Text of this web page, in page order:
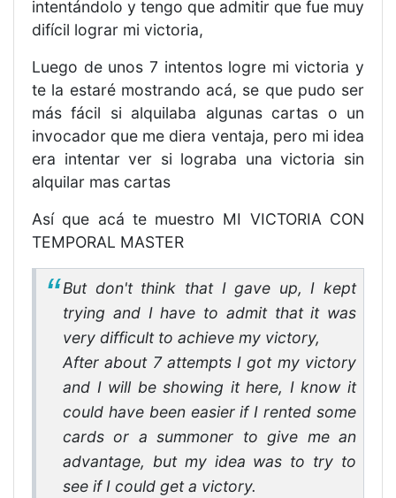
intentándolo y tengo que admitir que fue muy
difícil lograr mi victoria,
Luego de unos 7 intentos logre mi victoria y
te la estaré mostrando acá, se que pudo ser
más fácil si alquilaba algunas cartas o un
invocador que me diera ventaja, pero mi idea
era intentar ver si lograba una victoria sin
alquilar mas cartas
Así que acá te muestro MI VICTORIA CON
TEMPORAL MASTER
But don't think that I gave up, I kept
trying and I have to admit that it was
very difficult to achieve my victory,
After about 7 attempts I got my victory
and I will be showing it here, I know it
could have been easier if I rented some
cards or a summoner to give me an
advantage, but my idea was to try to
see if I could get a victory.